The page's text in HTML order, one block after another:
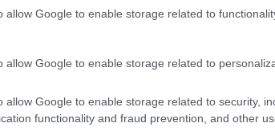
allow Google to enable storage related to
allow Google to enable storage related to
allow Google to enable storage related to security,
functionality and fraud prevention, and other
ganado terreno rápidamente.
que superan los $395, ofrecen
compensar estos costos. La
de marketing basada en datos se
tarjeta se adapta a las diversas